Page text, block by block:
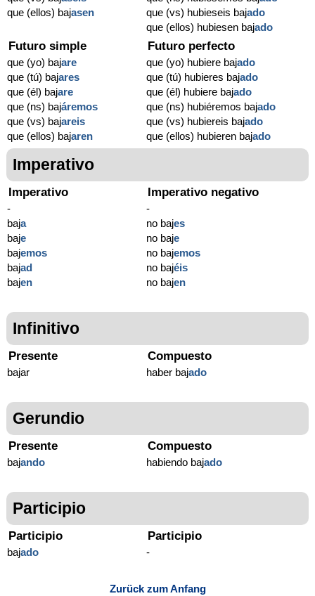
que (ellos) bajasen
que (vs) hubieseis bajado
que (ellos) hubiesen bajado
Futuro simple
que (yo) bajare
que (tú) bajares
que (él) bajare
que (ns) bajáremos
que (vs) bajareis
que (ellos) bajaren
Futuro perfecto
que (yo) hubiere bajado
que (tú) hubieres bajado
que (él) hubiere bajado
que (ns) hubiéremos bajado
que (vs) hubiereis bajado
que (ellos) hubieren bajado
Imperativo
Imperativo
-
baja
baje
bajemos
bajad
bajen
Imperativo negativo
-
no bajes
no baje
no bajemos
no bajéis
no bajen
Infinitivo
Presente
bajar
Compuesto
haber bajado
Gerundio
Presente
bajando
Compuesto
habiendo bajado
Participio
Participio
bajado
Participio
-
Zurück zum Anfang